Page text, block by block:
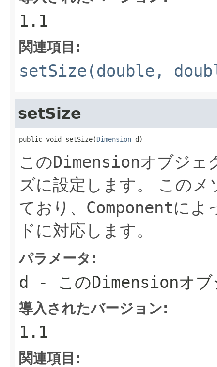
1.1
関連項目:
setSize(double,
setSize
public void setSize(Dimension d)
このDimensionオブジェ
ズに設定します。
このメ
ており、 Componentによ
ドに対応します。
パラメータ:
d - このDimensionオ
導入されたバージョン:
1.1
関連項目: